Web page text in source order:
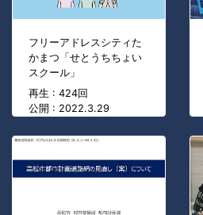
フリーアドレスシティた
かまつ「せとうちちょい
スクール」
再生 : 424回
公開 : 2022.3.29